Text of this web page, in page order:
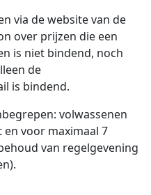
via de website van de
over prijzen die een
is niet bindend, noch
de
is bindend.
volwassenen
en voor maximaal 7
van regelgevening